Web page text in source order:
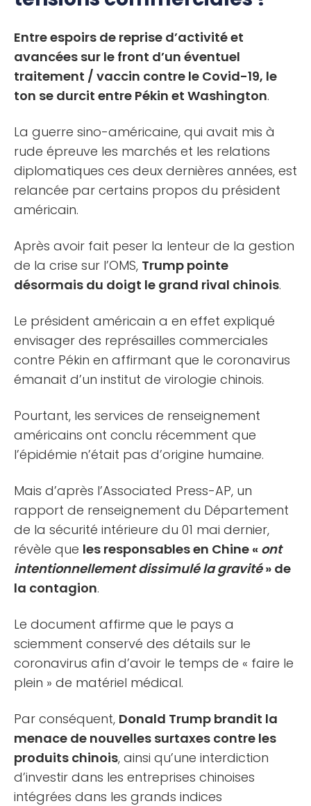
Entre espoirs de reprise d’activité et
avancées sur le front d’un éventuel
traitement / vaccin contre le Covid-19, le
ton se durcit entre Pékin et Washington.
La guerre sino-américaine, qui avait mis à
rude épreuve les marchés et les relations
diplomatiques ces deux dernières années, est
relancée par certains propos du président
américain.
Après avoir fait peser la lenteur de la gestion
de la crise sur l’OMS, Trump pointe
désormais du doigt le grand rival chinois.
Le président américain a en effet expliqué
envisager des représailles commerciales
contre Pékin en affirmant que le coronavirus
émanait d’un institut de virologie chinois.
Pourtant, les services de renseignement
américains ont conclu récemment que
l’épidémie n’était pas d’origine humaine.
Mais d’après l’Associated Press-AP, un
rapport de renseignement du Département
de la sécurité intérieure du 01 mai dernier,
révèle que les responsables en Chine « ont
intentionnellement dissimulé la gravité» de
la contagion.
Le document affirme que le pays a
sciemment conservé des détails sur le
coronavirus afin d’avoir le temps de « faire le
plein » de matériel médical.
Par conséquent, Donald Trump brandit la
menace de nouvelles surtaxes contre les
produits chinois, ainsi qu’une interdiction
d’investir dans les entreprises chinoises
intégrées dans les grands indices